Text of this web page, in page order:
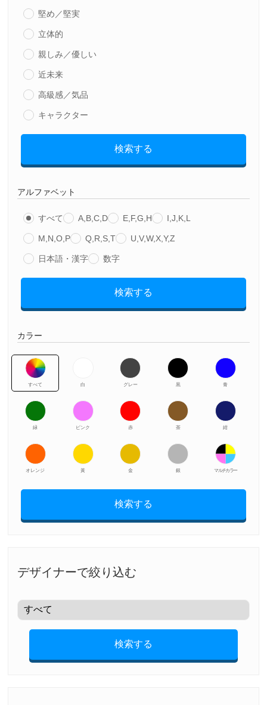
堅め／堅実
立体的
親しみ／優しい
近未来
高級感／気品
キャラクター
検索する
アルファベット
すべて A,B,C,D E,F,G,H I,J,K,L
M,N,O,P Q,R,S,T U,V,W,X,Y,Z
日本語・漢字 数字
検索する
カラー
すべて 白 グレー 黒 青
緑 ピンク 赤 茶 紺
オレンジ 黃 金 銀 マルチカラー
検索する
デザイナーで絞り込む
検索する